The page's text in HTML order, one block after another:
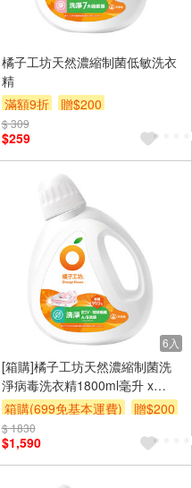
橘子工坊天然濃縮制菌低敏洗衣
精
滿額9折
贈$200
$ 309
$259
6入
[箱購]橘子工坊天然濃縮制菌洗
淨病毒洗衣精1800ml毫升 x
6Bottle瓶
箱購(699免基本運費) 贈$200
$ 1830
$1,590